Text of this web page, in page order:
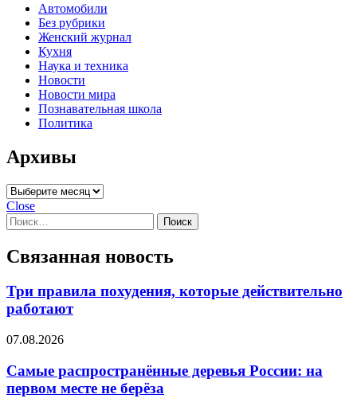
Автомобили
Без рубрики
Женский журнал
Кухня
Наука и техника
Новости
Новости мира
Познавательная школа
Политика
Архивы
Архивы
Close
Найти:
Связанная новость
Три правила похудения, которые действительно
работают
07.08.2026
Самые распространённые деревья России: на
первом месте не берёза